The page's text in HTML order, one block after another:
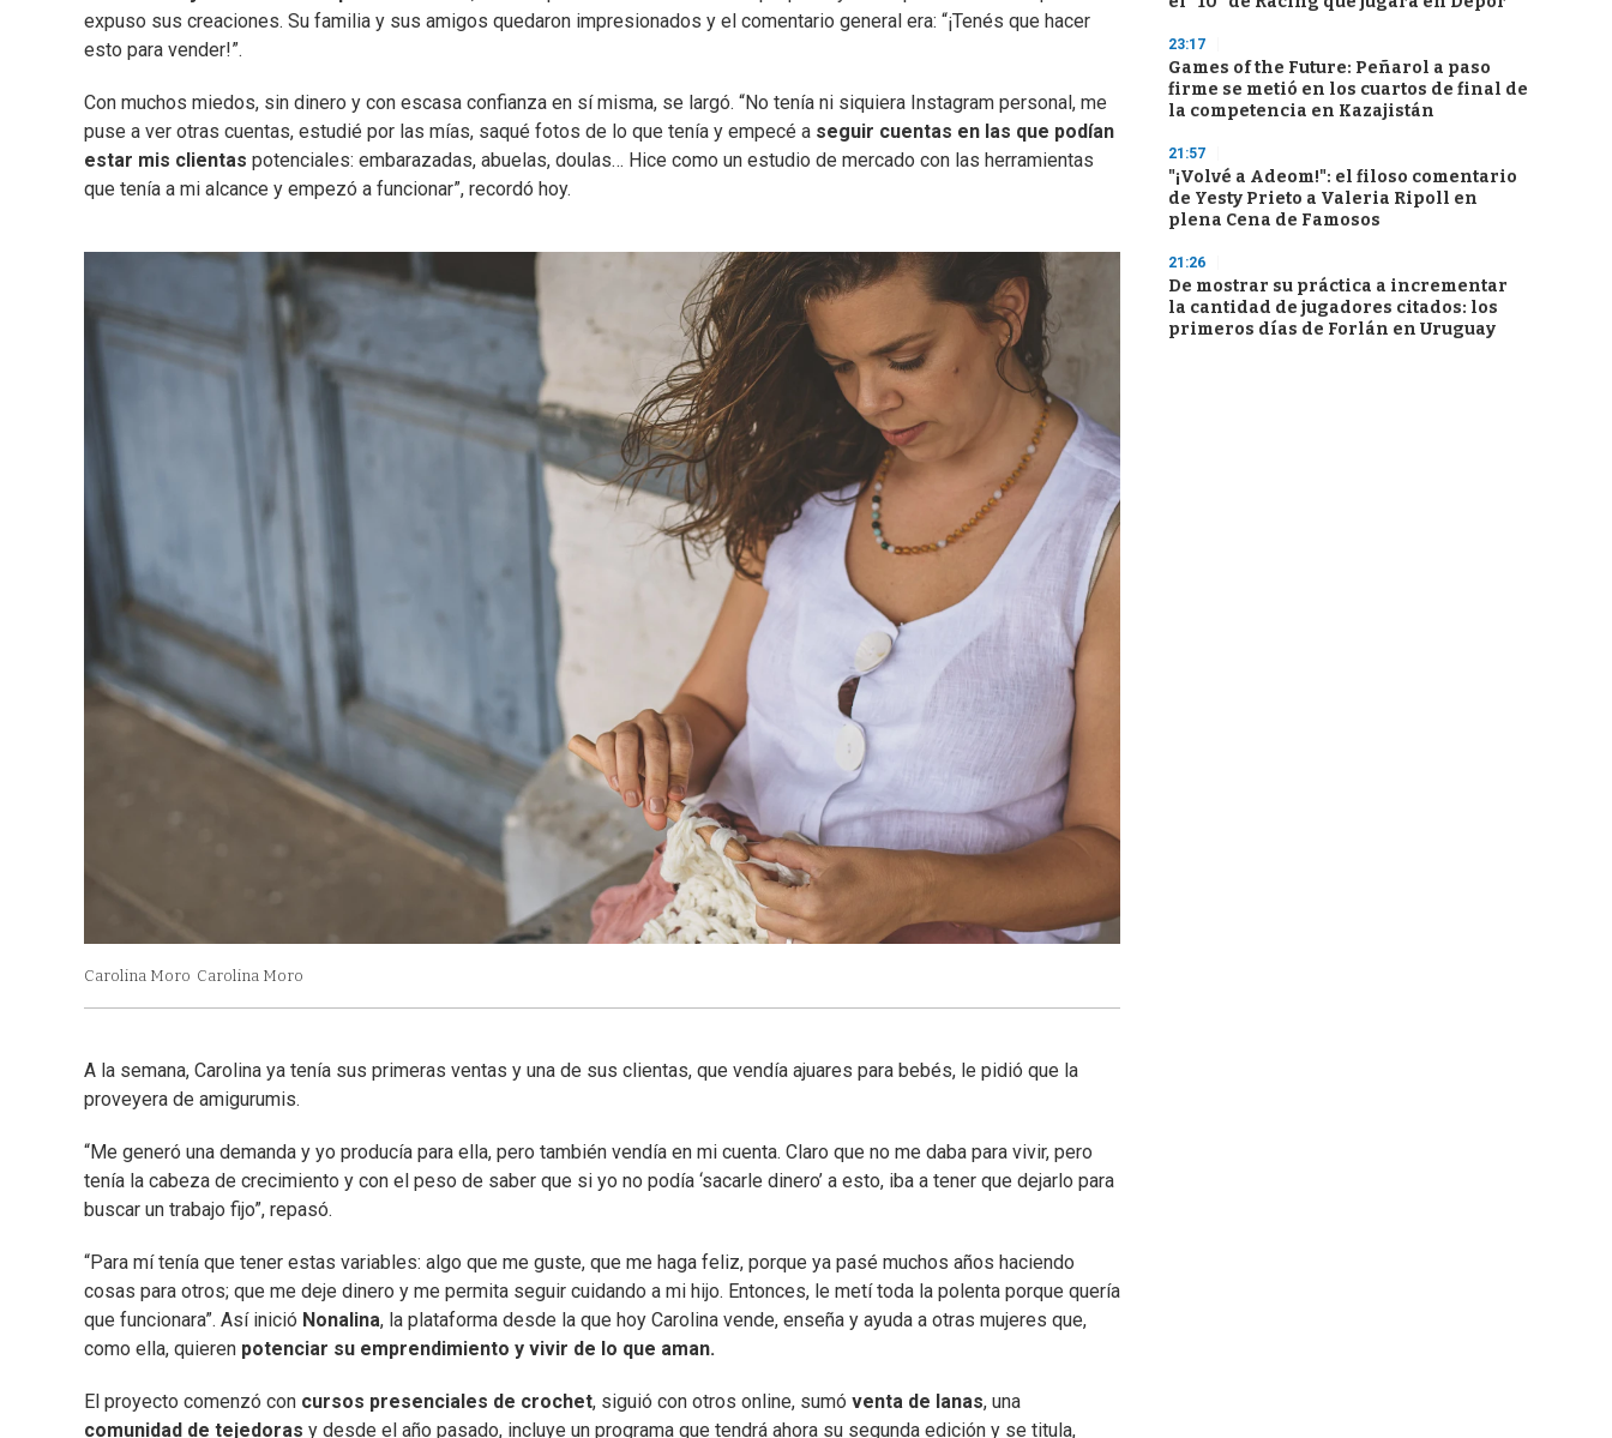
expuso sus creaciones. Su familia y sus amigos quedaron impresionados y el comentario general era: “¡Tenés que hacer
esto para vender!”.
Con muchos miedos, sin dinero y con escasa confianza en sí misma, se largó. “No tenía ni siquiera Instagram personal, me
puse a ver otras cuentas, estudié por las mías, saqué fotos de lo que tenía y empecé a seguir cuentas en las que podían
estar mis clientas potenciales: embarazadas, abuelas, doulas… Hice como un estudio de mercado con las herramientas
que tenía a mi alcance y empezó a funcionar”, recordó hoy.
Carolina Moro Carolina Moro
A la semana, Carolina ya tenía sus primeras ventas y una de sus clientas, que vendía ajuares para bebés, le pidió que la
proveyera de amigurumis.
“Me generó una demanda y yo producía para ella, pero también vendía en mi cuenta. Claro que no me daba para vivir, pero
tenía la cabeza de crecimiento y con el peso de saber que si yo no podía ‘sacarle dinero’ a esto, iba a tener que dejarlo para
buscar un trabajo fijo”, repasó.
“Para mí tenía que tener estas variables: algo que me guste, que me haga feliz, porque ya pasé muchos años haciendo
cosas para otros; que me deje dinero y me permita seguir cuidando a mi hijo. Entonces, le metí toda la polenta porque quería
que funcionara”. Así inició Nonalina, la plataforma desde la que hoy Carolina vende, enseña y ayuda a otras mujeres que,
como ella, quieren potenciar su emprendimiento y vivir de lo que aman.
El proyecto comenzó con cursos presenciales de crochet, siguió con otros online, sumó venta de lanas, una
comunidad de tejedoras y desde el año pasado, incluye un programa que tendrá ahora su segunda edición y se titula,
23:17
Games of the Future: Peñarol a paso
firme se metió en los cuartos de final de
la competencia en Kazajistán
21:57
"¡Volvé a Adeom!": el filoso comentario
de Yesty Prieto a Valeria Ripoll en
plena Cena de Famosos
21:26
De mostrar su práctica a incrementar
la cantidad de jugadores citados: los
primeros días de Forlán en Uruguay